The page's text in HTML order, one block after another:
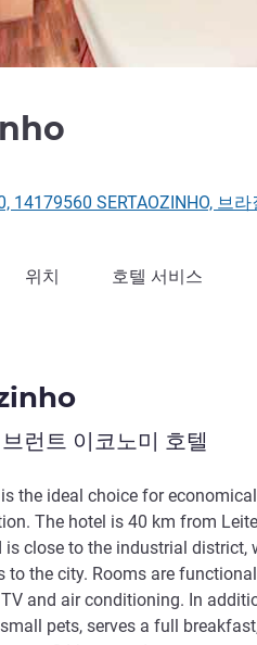
14179560 SERTAOZINHO, 브라
위치 호텔 서비스
런트 이코노미 호텔
the ideal choice for
The hotel is 40 km from
is close to the industrial district,
to the city. Rooms are
and air conditioning. In
pets, serves a full